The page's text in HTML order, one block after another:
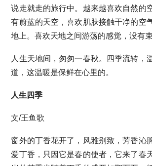
说走就走的旅行中。越来越喜欢自然的
有蔚蓝的天空，喜欢肌肤接触干净的空
地上。喜欢天地之间游荡的感觉，没有束
人生天地间，匆匆一春秋。四季流转，
道，这温暖是保鲜在心里的。
人生四季
文/王鱼歌
窗外的丁香花开了，风雅别致，芳香沁
爱丁香，只因它是春的使者，它来了春